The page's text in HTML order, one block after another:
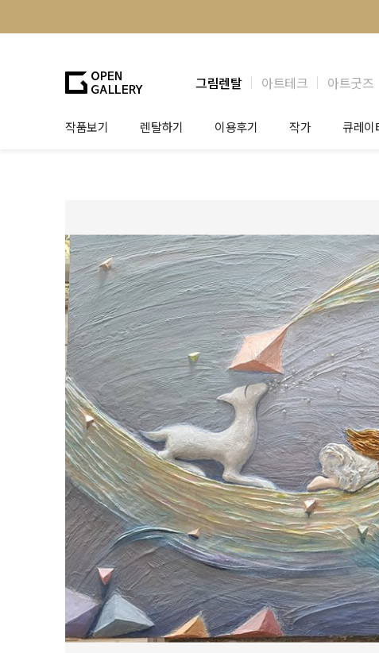
그림렌탈 아트테크 아트굿즈
작품보기 렌탈하기
기프트카드
이용후기
셀럽 인터뷰
작가 큐레이
그림인
테마별